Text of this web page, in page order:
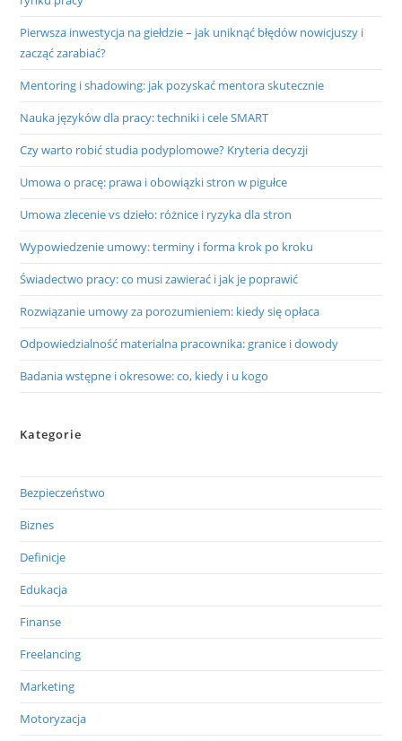
Pierwsza inwestycja na giełdzie – jak uniknąć błędów nowicjuszy i
zacząć zarabiać?
Mentoring i shadowing: jak pozyskać mentora skutecznie
Nauka języków dla pracy: techniki i cele SMART
Czy warto robić studia podyplomowe? Kryteria decyzji
Umowa o pracę: prawa i obowiązki stron w pigułce
Umowa zlecenie vs dzieło: różnice i ryzyka dla stron
Wypowiedzenie umowy: terminy i forma krok po kroku
Świadectwo pracy: co musi zawierać i jak je poprawić
Rozwiązanie umowy za porozumieniem: kiedy się opłaca
Odpowiedzialność materialna pracownika: granice i dowody
Badania wstępne i okresowe: co, kiedy i u kogo
Kategorie
Bezpieczeństwo
Biznes
Definicje
Edukacja
Finanse
Freelancing
Marketing
Motoryzacja